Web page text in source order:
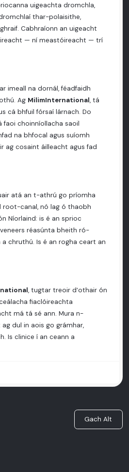
uigeachta dromchla,
thar-polaisithe,
Cabhraíonn an uigeacht
— ní meastóireacht — trí
imeall na dornál, féadfaidh
Ag MilimInternational, tá
cá bhfuil fórsaí lárnach. Do
choinníollacha saoil
na bhfocal agus suíomh
ag cosaint áilleacht agus fad
atá an t-athrú go príomha
root-canal, nó lag ó thaobh
Níorlaind: is é an sprioc
réasúnta bheith ró-
chruthú. Is é an rogha ceart an
, tugtar treoir d’othair ón
fiaclóireachta
má tá sé ann. Mura n-
dul in aois go grámhar,
Is clinice í an ceann a
Gach Alt